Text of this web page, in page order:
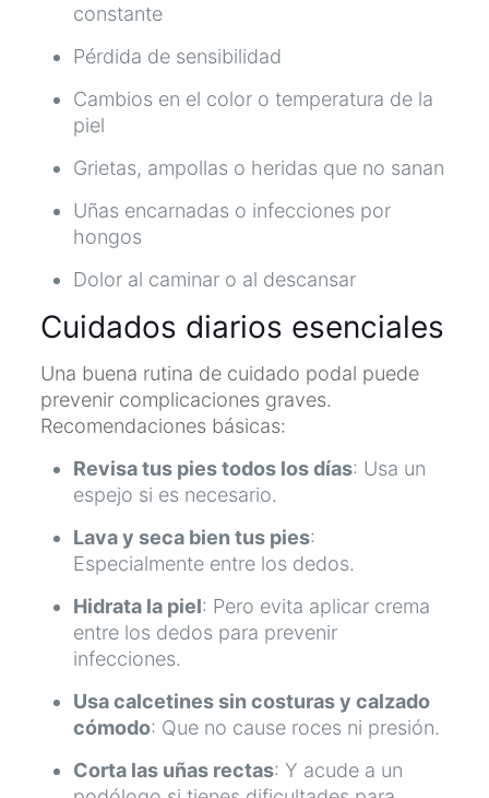
constante
Pérdida de sensibilidad
Cambios en el color o temperatura de la
piel
Grietas, ampollas o heridas que no sanan
Uñas encarnadas o infecciones por
hongos
Dolor al caminar o al descansar
Cuidados diarios esenciales
Una buena rutina de cuidado podal puede
prevenir complicaciones graves.
Recomendaciones básicas:
Revisa tus pies todos los días: Usa un
espejo si es necesario.
Lava y seca bien tus pies:
Especialmente entre los dedos.
Hidrata la piel: Pero evita aplicar crema
entre los dedos para prevenir
infecciones.
Usa calcetines sin costuras y calzado
cómodo: Que no cause roces ni presión.
Corta las uñas rectas: Y acude a un